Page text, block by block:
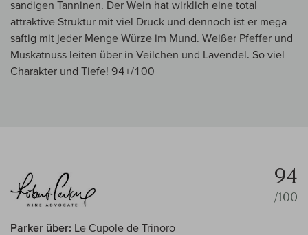
sandigen Tanninen. Der Wein hat wirklich eine total
attraktive Struktur mit viel Druck und dennoch ist er mega
saftig mit jeder Menge Würze im Mund. Weißer Pfeffer und
Muskatnuss leiten über in Veilchen und Lavendel. So viel
Charakter und Tiefe! 94+/100
94
/100
Parker über: Le Cupole de Trinoro